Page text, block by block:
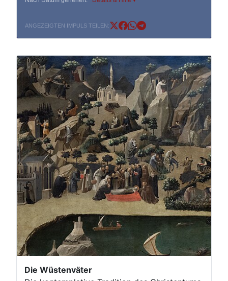
Die Wüstenväter
ANGEZEIGTEN IMPULS TEILEN: